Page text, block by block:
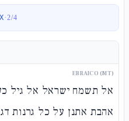
·2/4
EBRAICO (MT)
אל תשמח ישראל אל גיל
אהבת אתנן על כל גרנות